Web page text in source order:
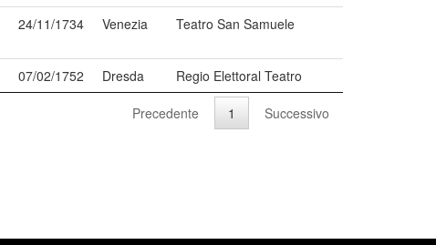
24/11/1734 Venezia Teatro San Samuele
07/02/1752 Dresda
Regio Elettoral Teatro
Precedente 1 Successivo